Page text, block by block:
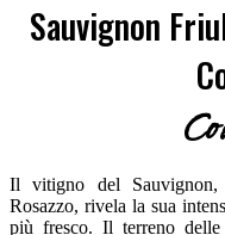
Sauvignon
Il vitigno del
Rosazzo, rivela la sua
più fresco. Il terreno